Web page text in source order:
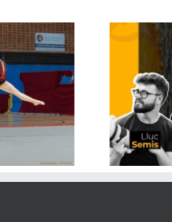
Stories de